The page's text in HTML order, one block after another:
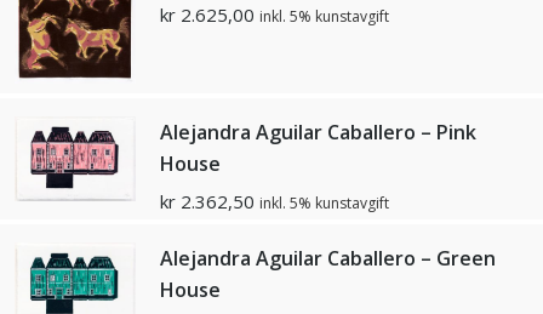
kr 2.625,00 inkl. 5% kunstavgift
Alejandra Aguilar Caballero – Pink
House
kr 2.362,50 inkl. 5% kunstavgift
Alejandra Aguilar Caballero – Green
House